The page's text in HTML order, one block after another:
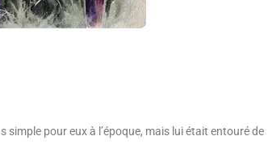
simple pour eux à l’époque, mais lui était entouré de